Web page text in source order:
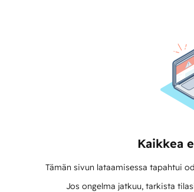
Kaikkea
Tämän sivun lataamisessa tapahtui
Jos ongelma jatkuu, tarkista